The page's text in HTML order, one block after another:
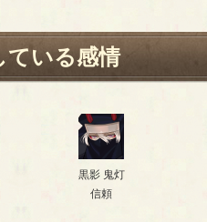
ている感情
黒影 鬼灯
信頼